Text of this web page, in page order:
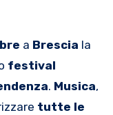
a Brescia la
festival
. Musica,
tutte le